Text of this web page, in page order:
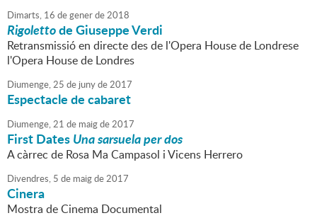
Dimarts, 16 degenerde2018
Rigolettode Giuseppe Verdi
Retransmissió en directe des de l'Opera House de Londrese
l'Opera House de Londres
Diumenge,25 de junyde2017
Espectacle de cabaret
Diumenge,21 de maigde2017
First DatesUna sarsuela per dos
A càrrec de Rosa Ma Campasol i Vicens Herrero
Divendres, 5 de maigde2017
Cinera
Mostra de Cinema Documental